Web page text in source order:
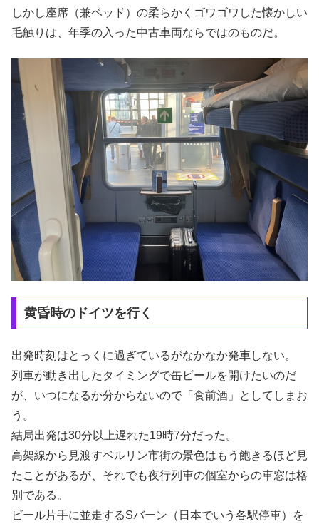
しかし座席（兼ベッド）の柔らかくゴワゴワした懐かしい
毛触りは、年季の入った中古車両ならではのものだ。
黄昏時のドイツを行く
出発時刻はとっくに過ぎているがなかなか発車しない。
列車が動き出したタイミングで缶ビールを開けたいのだ
が、いつになるか分からないので「食前酒」としてしまお
う。
結局出発は30分以上遅れた19時7分だった。
高架線から見渡すベルリン市街の景色はもう飽きるほど見
たことがあるが、それでも夜行列車の個室からの車窓は格
別である。
ビール片手に並走するSバーン（日本でいう各駅停車）を